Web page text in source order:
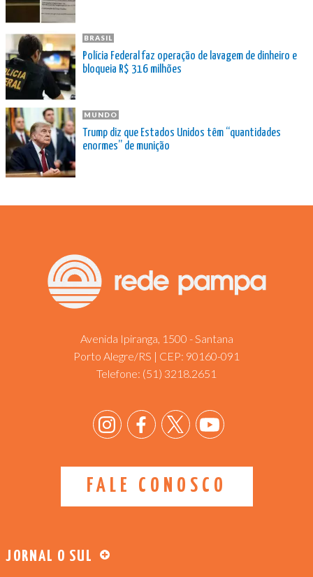
BRASIL
Polícia Federal faz operação de lavagem de dinheiro e
bloqueia R$ 316 milhões
MUNDO
Trump diz que Estados Unidos têm “quantidades
enormes” de munição
Avenida Ipiranga, 1500 - Santana
Porto Alegre/RS | CEP: 90160-091
Telefone: (51) 3218.2651
FALE CONOSCO
JORNAL O SUL